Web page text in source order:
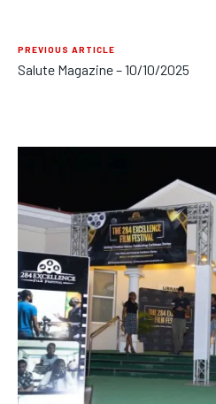
PREVIOUS ARTICLE
Salute Magazine – 10/10/2025